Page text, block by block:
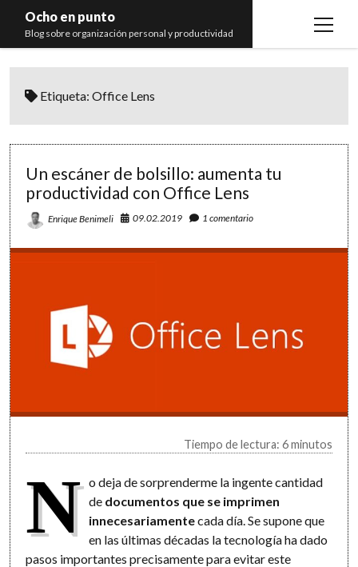
Ocho en punto
Blog sobre organización personal y productividad
open
Libros
Etiqueta:Office Lens
Un escáner de bolsillo: aumenta tu
productividad con Office Lens
Enrique Benimeli 09.02.2019 1 comentario
Tiempo de lectura: 6 minutos
N o deja de sorprenderme la ingente cantidad
de documentos que se imprimen
innecesariamentecada día. Se supone que
en las últimas décadas la tecnología ha dado
pasos importantes precisamente para evitar este